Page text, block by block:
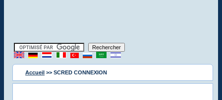
Accueil >> SCRED CONNEXION